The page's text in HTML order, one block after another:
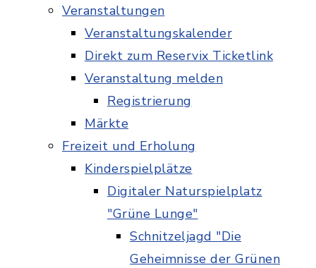
Veranstaltungen
Veranstaltungskalender
Direkt zum Reservix Ticketlink
Veranstaltung melden
Registrierung
Märkte
Freizeit und Erholung
Kinderspielplätze
Digitaler Naturspielplatz
"Grüne Lunge"
Schnitzeljagd "Die
Geheimnisse der Grünen